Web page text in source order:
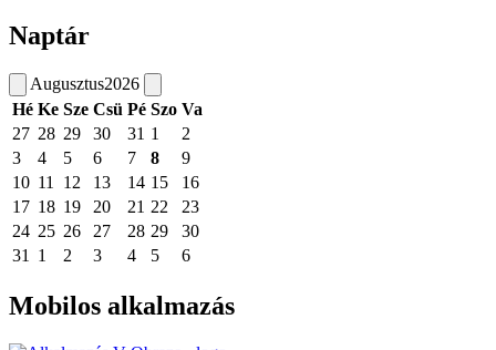
Naptár
Augusztus2026
Hé Ke Sze Csü Pé Szo Va
27 28 29 30 31 1
2
3
4 5 6 7 8
9
10 11 12 13 14 15
16
17 18 19 20 21 22
23
24 25 26 27 28 29
30
31
1 2 3 4 5 6
Mobilos alkalmazás